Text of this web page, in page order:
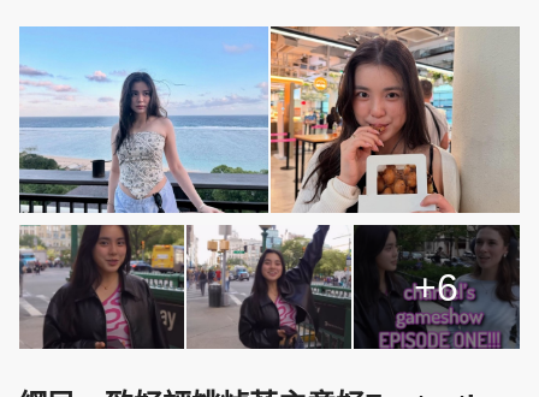
頭條搵工 EDUPLUS
關於我們
聯絡我們
隱私政策聲明
使用條款
版權及免責聲明
©Eastweek.com.hk. All rights reserved.
+6